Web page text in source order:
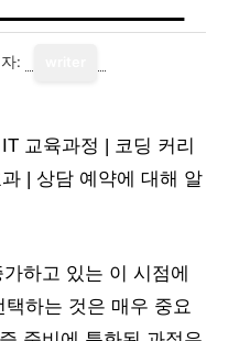
:
교육과정 | 코딩 커리
| 상담 예약에 대해 알
하고 있는 이 시점에
하는 것은 매우 중요